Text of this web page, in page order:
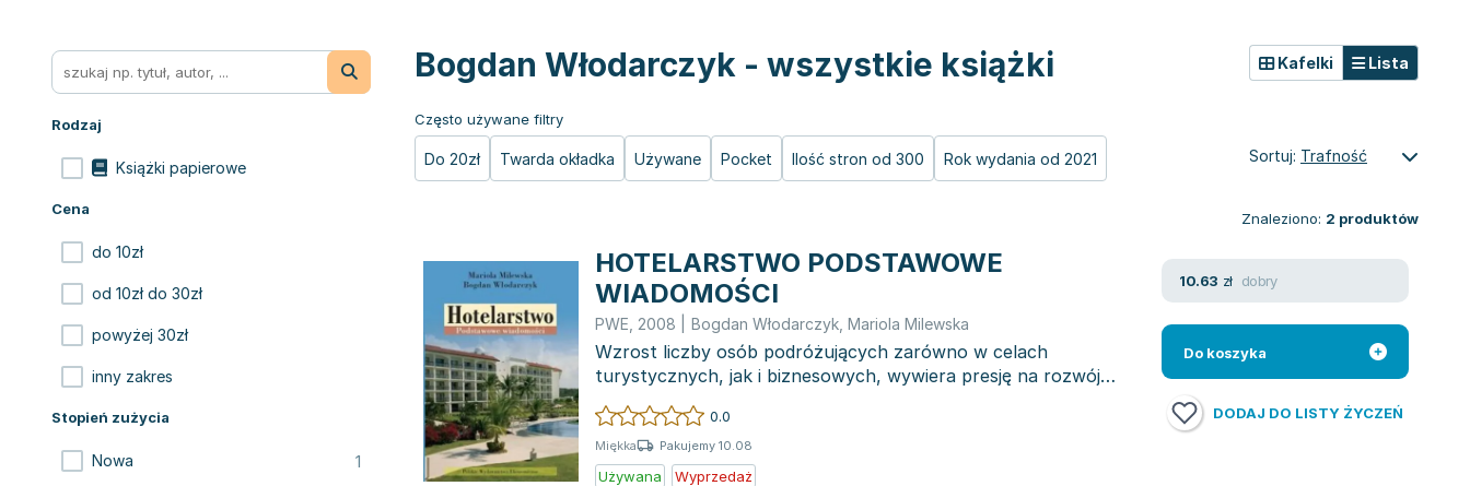
Rodzaj
Książki papierowe
Cena
do 10zł
od 10zł do 30zł
powyżej 30zł
inny zakres
Stopień zużycia
Nowa 1
Bogdan Włodarczyk - wszystkie książki
Często używane filtry
Do 20zł Twarda okładka Używane Pocket Ilość stron od 300 Rok wydania od 2021
Kafelki Lista
Sortuj: Trafność
Znaleziono: 2 produktów
HOTELARSTWO PODSTAWOWE
WIADOMOŚCI
PWE 2008 Bogdan Włodarczyk Mariola Milewska
Wzrost liczby osób podróżujących zarówno w celach
turystycznych, jak i biznesowych, wywiera presję na rozwój
infrastruktury nocleg...
0.0
Miękka Pakujemy 10.08
Używana Wyprzedaż
10.63 zł dobry
Do koszyka
DODAJ DO LISTY ŻYCZEŃ